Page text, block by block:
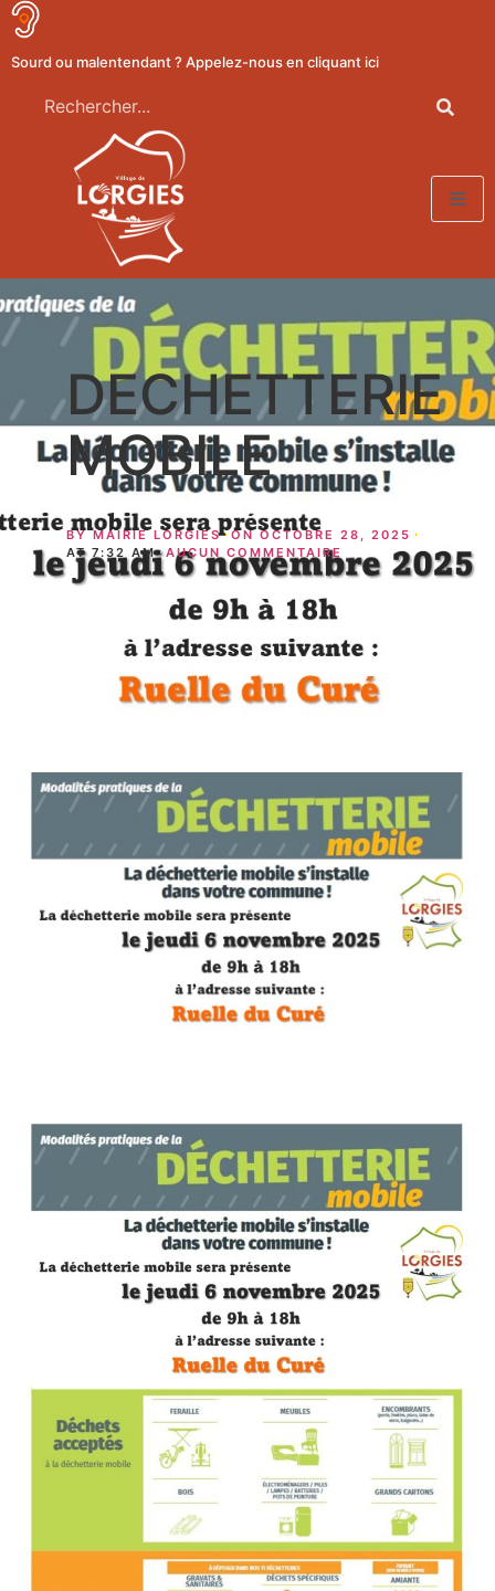
Sourd ou malentendant ? Appelez-nous en cliquant ici
DECHETTERIE
MOBILE
BYMAIRIE LORGIES ON OCTOBRE 28, 2025
AT 7:32 AM AUCUN COMMENTAIRE